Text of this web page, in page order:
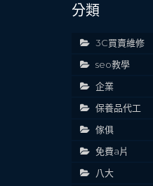
分類
3C買賣維修
seo教學
企業
保養品代工
傢俱
免費a片
八大